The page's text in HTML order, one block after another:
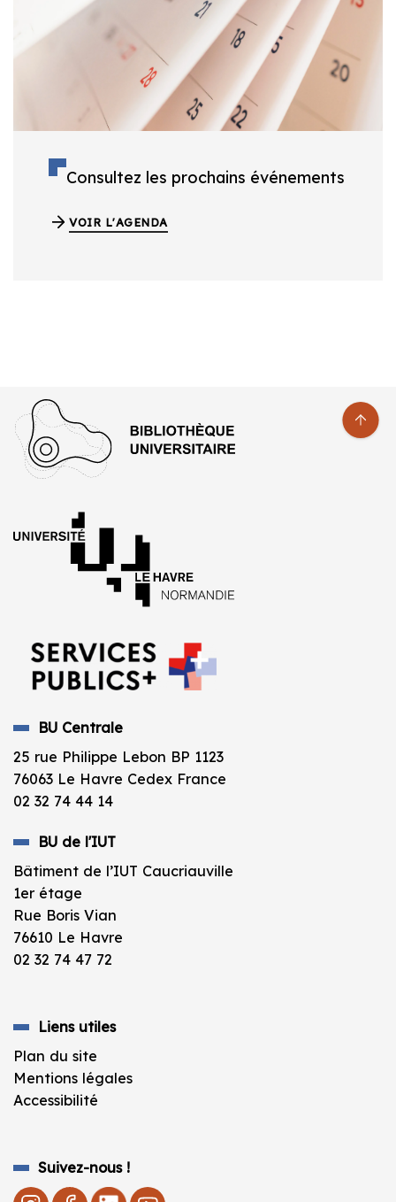
Consultez les prochains événements
VOIR L'AGENDA
BU Centrale
25 rue Philippe Lebon BP 1123
76063 Le Havre Cedex France
02 32 74 44 14
BU de l'IUT
Bâtiment de l’IUT Caucriauville
1er étage
Rue Boris Vian
76610 Le Havre
02 32 74 47 72
Liens utiles
Plan du site
Mentions légales
Accessibilité
Suivez-nous !